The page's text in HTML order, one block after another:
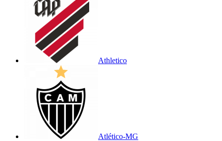
Athletico
Atlético-MG